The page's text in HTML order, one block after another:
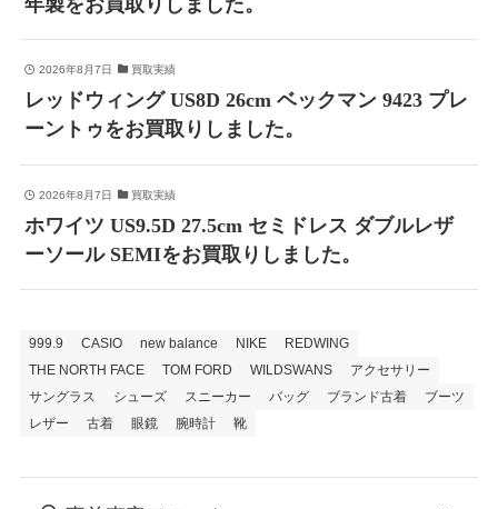
2026年8月7日 買取実績
レッドウィング US8D 26cm ベックマン 9423 プレ
ーントゥをお買取りしました。
2026年8月7日 買取実績
ホワイツ US9.5D 27.5cm セミドレス ダブルレザ
ーソール SEMIをお買取りしました。
999.9 CASIO new balance NIKE
REDWING
THE NORTH FACE
TOM FORD WILDSWANS
アクセサリー
サングラス
シューズ スニーカー バッグ ブランド古着
ブーツ
レザー
古着 眼鏡 腕時計 靴